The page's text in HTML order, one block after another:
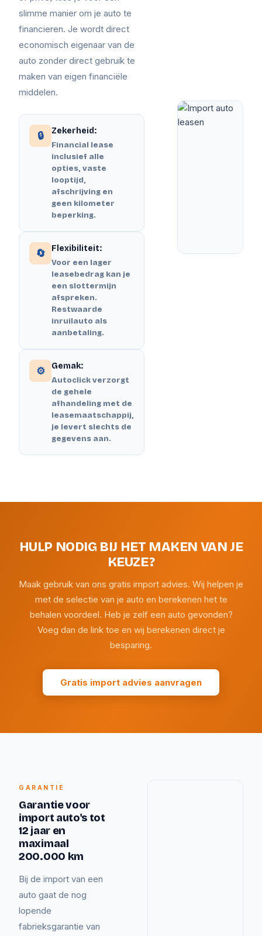
slimme manier om je auto te
financieren. Je wordt direct
economisch eigenaar van de
auto zonder direct gebruik te
maken van eigen financiële
middelen.
🔒 Zekerheid:
Financial lease
inclusief alle
opties, vaste
looptijd,
afschrijving en
geen kilometer
beperking.
🔄 Flexibiliteit:
Voor een lager
leasebedrag kan je
een slottermijn
afspreken.
Restwaarde
inruilauto als
aanbetaling.
⚙️ Gemak:
Autoclick verzorgt
de gehele
afhandeling met de
leasemaatschappij,
je levert slechts de
gegevens aan.
HULP NODIG BIJ HET MAKEN VAN JE
KEUZE?
Maak gebruik van ons gratis import advies. Wij helpen je
met de selectie van je auto en berekenen het te
behalen voordeel. Heb je zelf een auto gevonden?
Voeg dan de link toe en wij berekenen direct je
besparing.
Gratis import advies aanvragen
GARANTIE
Garantie voor
import auto's tot
12 jaar en
maximaal
200.000 km
Bij de import van een
auto gaat de nog
lopende
fabrieksgarantie van